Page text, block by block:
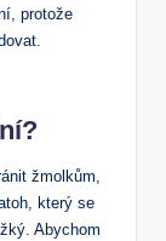
protože
žmolkům,
který se
Abychom